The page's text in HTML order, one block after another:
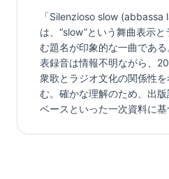
「Silenzioso slow (abbassa
は、“slow”という舞曲表示
む題名が印象的な一曲であ
表録音は情報不明ながら、
衆歌とラジオ文化の関係性
む。確かな理解のため、出
ベースといった一次資料に基